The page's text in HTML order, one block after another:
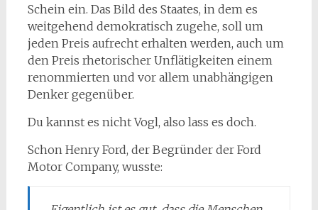
Schein ein. Das Bild des Staates, in dem es
weitgehend demokratisch zugehe, soll um
jeden Preis aufrecht erhalten werden, auch um
den Preis rhetorischer Unflätigkeiten einem
renommierten und vor allem unabhängigen
Denker gegenüber.
Du kannst es nicht Vogl, also lass es doch.
Schon Henry Ford, der Begründer der Ford
Motor Company, wusste: